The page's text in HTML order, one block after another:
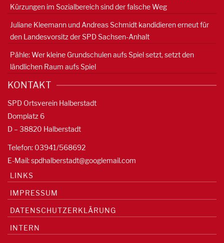
Kürzungen im Sozialbereich sind der falsche Weg
Juliane Kleemann und Andreas Schmidt kandidieren erneut für
den Landesvorsitz der SPD Sachsen-Anhalt
Pähle: Wer kleine Grundschulen aufs Spiel setzt, setzt den
ländlichen Raum aufs Spiel
KONTAKT
SPD Ortsverein Halberstadt
Domplatz 6
D – 38820 Halberstadt
Telefon: 03941/568692
E-Mail:spdhalberstadt@googlemail.com
LINKS
IMPRESSUM
DATENSCHUTZERKLÄRUNG
INTERN